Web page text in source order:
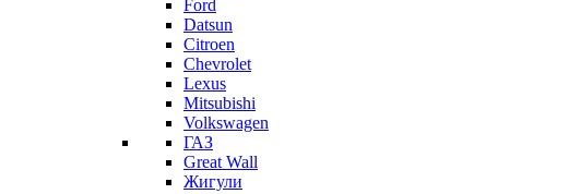
Ford
Datsun
Citroen
Chevrolet
Lexus
Mitsubishi
Volkswagen
ГАЗ
Great Wall
Жигули